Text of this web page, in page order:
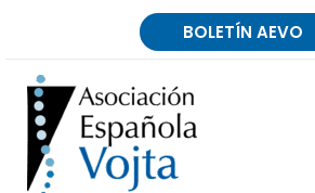
BOLETÍN AEVO